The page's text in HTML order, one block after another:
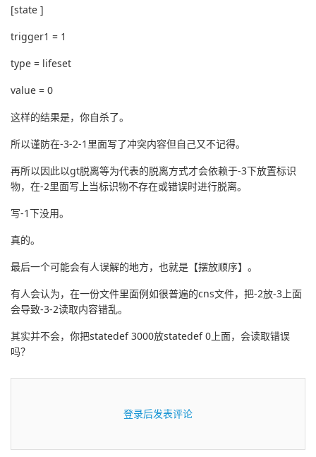
[state ]
trigger1 = 1
type = lifeset
value = 0
这样的结果是，你自杀了。
所以谨防在-3-2-1里面写了冲突内容但自己又不记得。
再所以因此以gt脱离等为代表的脱离方式才会依赖于-3下放置标识
物，在-2里面写上当标识物不存在或错误时进行脱离。
写-1下没用。
真的。
最后一个可能会有人误解的地方，也就是【摆放顺序】。
有人会认为，在一份文件里面例如很普遍的cns文件，把-2放-3上面
会导致-3-2读取内容错乱。
其实并不会，你把statedef 3000放statedef 0上面，会读取错误
吗？
登录后发表评论